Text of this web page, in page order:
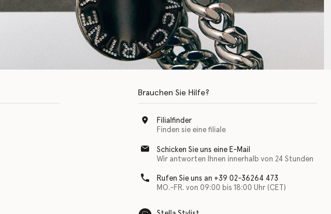
Brauchen Sie Hilfe?
Filialfinder
Finden sie eine filiale
Schicken Sie uns eine E-Mail
Wir antworten Ihnen innerhalb von 24 Stunden
Rufen Sie uns an +39 02-36264 473
MO.-FR. von 09:00 bis 18:00 Uhr (CET)